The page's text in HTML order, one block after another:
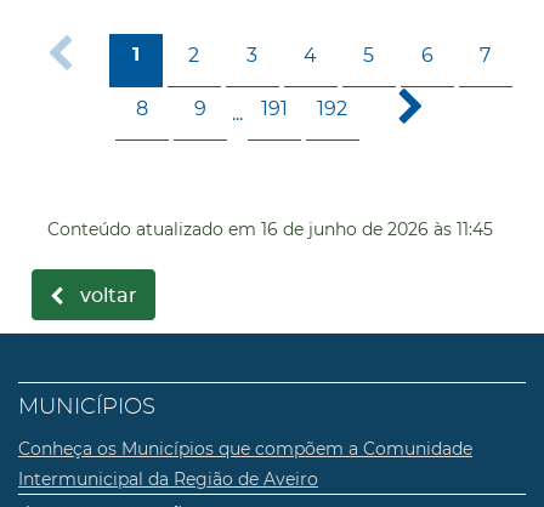
1 2 3 4 5 6 7
8 9 ... 191 192
Conteúdo atualizado em 16 de junho de 2026 às 11:45
voltar
MUNICÍPIOS
Conheça os Municípios que compõem a Comunidade
Intermunicipal da Região de Aveiro